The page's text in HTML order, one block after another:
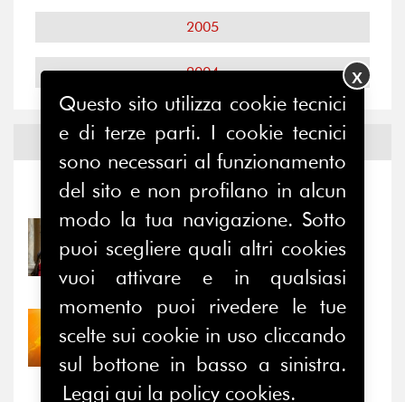
2005
2004
Notizie ed Eventi
Notizie-Eventi
Prima della pausa estiva,
il valore di...
30/07/2026
Nove anni dopo la
“grande cecità”: la...
Questo sito utilizza cookie tecnici
e di terze parti. I cookie tecnici
sono necessari al funzionamento
del sito e non profilano in alcun
modo la tua navigazione. Sotto
puoi scegliere quali altri cookies
vuoi attivare e in qualsiasi
momento puoi rivedere le tue
scelte sui cookie in uso cliccando
sul bottone in basso a sinistra.
Leggi qui la policy cookies.
X